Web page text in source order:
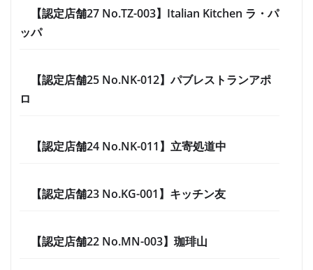
【認定店舗27 No.TZ-003】Italian Kitchen ラ・パ
ッパ
【認定店舗25 No.NK-012】パブレストランアポ
ロ
【認定店舗24 No.NK-011】立寄処道中
【認定店舗23 No.KG-001】キッチン友
【認定店舗22 No.MN-003】珈琲山